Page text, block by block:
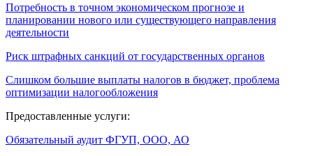
Потребность в точном экономическом прогнозе и
планировании нового или существующего направления
деятельности
Риск штрафных санкций от государственных органов
Слишком большие выплаты налогов в бюджет, проблема
оптимизации налогообложения
Предоставленные услуги:
Обязательный аудит ФГУП, ООО, АО